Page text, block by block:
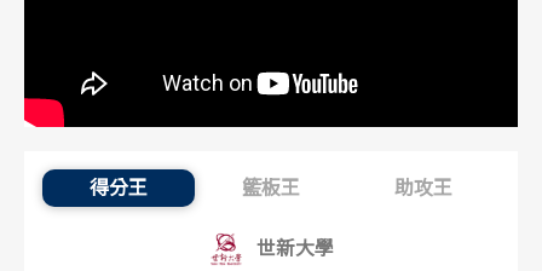
得分王 籃板王 助攻王
得分王：內容起點
世新大學